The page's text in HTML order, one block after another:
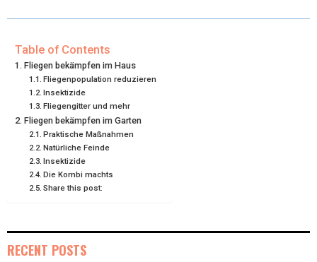
W
T
T
E
R
)
E
O
K
T K I
Table of Contents
Fliegen bekämpfen im Haus
Fliegenpopulation reduzieren
Insektizide
Fliegengitter und mehr
Fliegen bekämpfen im Garten
Praktische Maßnahmen
Natürliche Feinde
Insektizide
Die Kombi machts
Share this post:
RECENT POSTS